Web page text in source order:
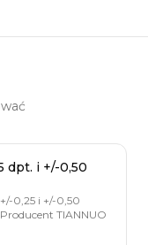
dpt. i +/-0,50
0,25 i +/-0,50